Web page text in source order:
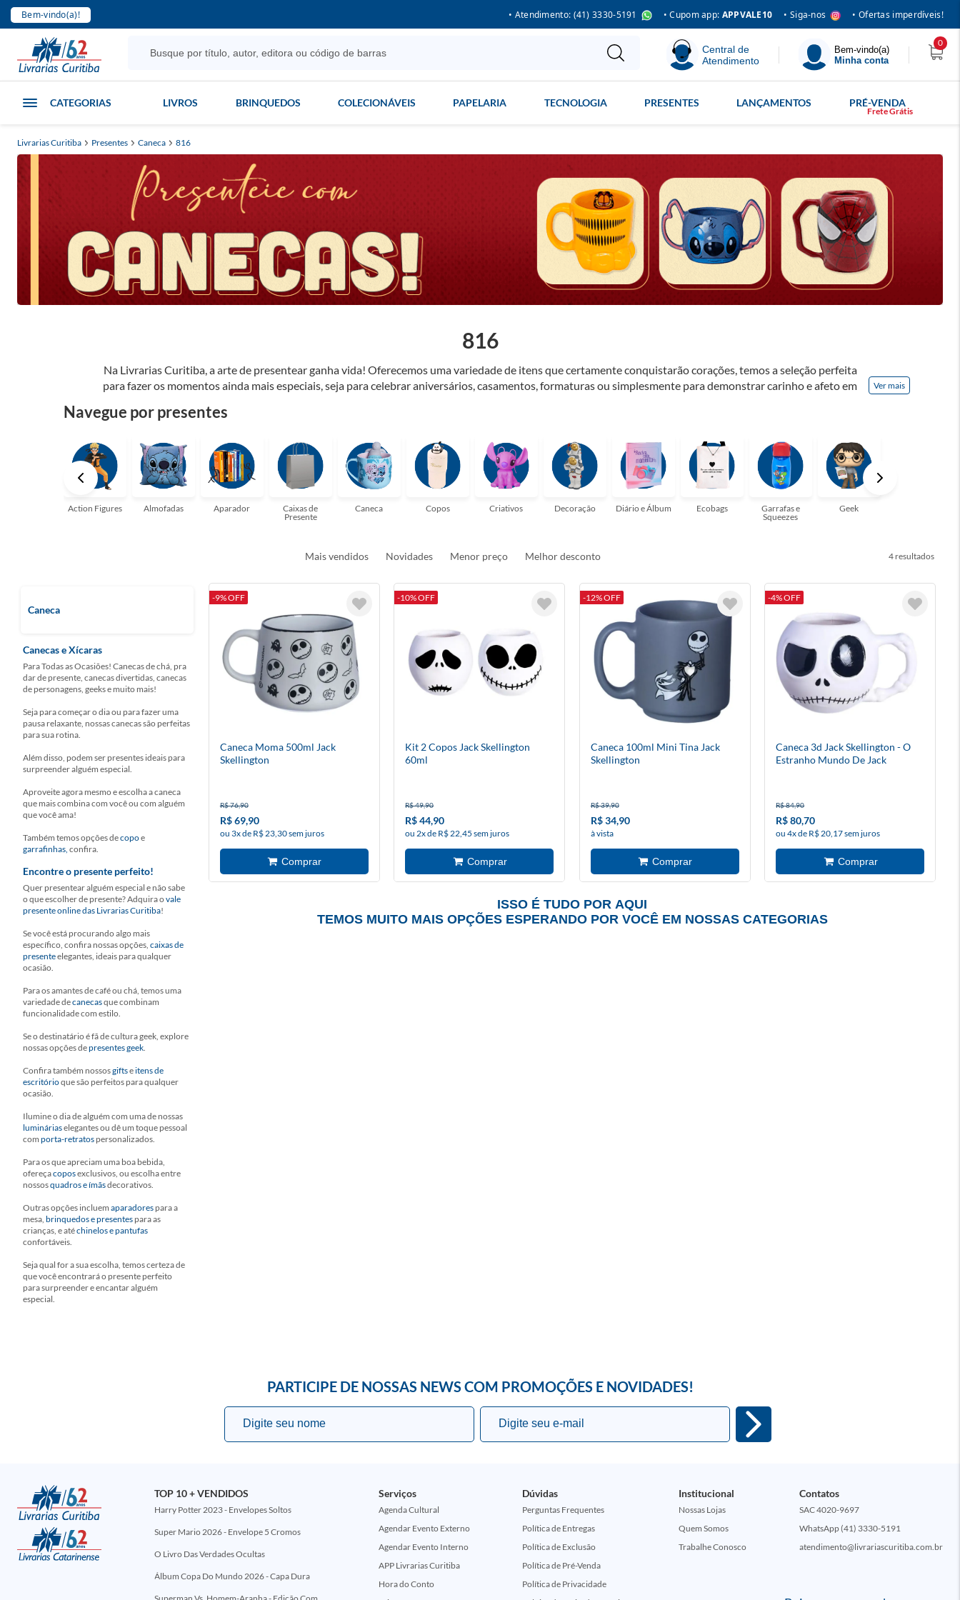
Bem-vindo(a)! • Atendimento: (41) 3330-5191 • Cupom app: APPVALE10 • Siga-nos • Ofertas imperdíveis!
Central de
Atendimento
Bem-vindo(a)
Minha conta
0
CATEGORIAS LIVROS BRINQUEDOS COLECIONÁVEIS PAPELARIA TECNOLOGIA PRESENTES LANÇAMENTOS PRÉ-VENDA
Livrarias Curitiba Presentes Caneca 816
Na Livrarias Curitiba, a arte de presentear ganha vida! Oferecemos uma variedade de itens que certamente conquistarão corações, temos a seleção perfeita
para fazer os momentos ainda mais especiais, seja para celebrar aniversários, casamentos, formaturas ou simplesmente para demonstrar carinho e afeto em
inesquecíveis, pois a arte de presentear é realmente uma forma de espalhar amor e felicidade pelo mundo! Conheça também nosso vale presente online:
Ver mais
816
Navegue por presentes
Action Figures Almofadas Aparador
Caixas de
Presente
Caneca Copos Criativos Decoração Diário e Álbum Ecobags
Garrafas e
Squeezes
Geek
Mais vendidos Novidades Menor preço Melhor desconto 4
Caneca
Canecas e Xícaras
Para Todas as Ocasiões! Canecas de chá, pra
dar de presente, canecas divertidas, canecas
de personagens, geeks e muito mais!
Seja para começar o dia ou para fazer uma
pausa relaxante, nossas canecas são perfeitas
para sua rotina.
Além disso, podem ser presentes ideais para
surpreender alguém especial.
Aproveite agora mesmo e escolha a caneca
que mais combina com você ou com alguém
que você ama!
Também temos opções decopoe
garrafinhas, confira.
Encontre o presente perfeito!
Quer presentear alguém especial e não sabe
o que escolher de presente? Adquira ovale
presente online das Livrarias Curitiba!
Se você está procurando algo mais
específico, confira nossas opções, caixas de
presenteelegantes, ideais para qualquer
ocasião.
Para os amantes de café ou chá, temos uma
variedade decanecasque combinam
funcionalidade com estilo.
Se o destinatário é fã de cultura geek, explore
nossas opções depresentes geek.
Confira também nossosgiftseitens de
escritórioque são perfeitos para qualquer
ocasião.
Ilumine o dia de alguém com uma de nossas
lumináriaselegantes ou dê um toque pessoal
com porta-retratos personalizados.
Para os que apreciam uma boa bebida,
ofereçacoposexclusivos, ou escolha entre
nossosquadros e ímãsdecorativos.
Outras opções incluem aparadores para a
mesa, brinquedos e presentes para as
crianças, e atéchinelos e pantufas
confortáveis.
Seja qual for a sua escolha, temos certeza de
que você encontrará o presente perfeito
para surpreender e encantar alguém
especial.
-9% OFF
Caneca Moma 500ml Jack
Skellington
R$ 76,90
R$ 69,90
ou 3x de R$ 23,30 sem juros
-10% OFF
Kit 2 Copos Jack Skellington
60ml
R$ 49,90
R$ 44,90
ou 2x de R$ 22,45 sem juros
-12% OFF
Caneca 100ml Mini Tina Jack
Skellington
R$ 39,90
R$ 34,90
à vista
-4% OFF
Caneca 3d Jack Skellington - O
Estranho Mundo De Jack
R$ 84,90
R$ 80,70
ou 4x de R$ 20,17 sem juros
ISSO É TUDO POR AQUI
TEMOS MUITO MAIS OPÇÕES ESPERANDO POR VOCÊ EM NOSSAS CATEGORIAS
PARTICIPE DE NOSSAS NEWS COM PROMOÇÕES E NOVIDADES!
TOP 10 + VENDIDOS
Harry Potter 2023 - Envelopes Soltos
Super Mario 2026 - Envelope 5 Cromos
O Livro Das Verdades Ocultas
Álbum Copa Do Mundo 2026 - Capa Dura
Serviços
Agenda Cultural
Agendar Evento Externo
Agendar Evento Interno
APP Livrarias Curitiba
Hora do Conto
Dúvidas
Perguntas Frequentes
Política de Entregas
Política de Exclusão
Política de Pré-Venda
Política de Privacidade
Institucional
Nossas Lojas
Quem Somos
Trabalhe Conosco
Contatos
SAC 4020-9697
WhatsApp (41) 3330-5191
atendimento@livrariascuritiba.com.br